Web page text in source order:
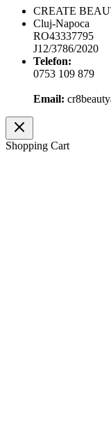
CREATE
Cluj-Napoca
RO43337795
J12/3786/2020
Telefon:
0753 109 879
Email:
Shopping Cart